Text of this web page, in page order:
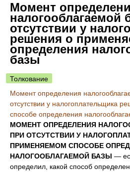
Момент
отсутствии у
решения о
определения
базы
Толкование
Момент определения
отсутствии у налогоплательщика
способе определения
МОМЕНТ ОПРЕДЕЛЕНИЯ
ПРИ ОТСУТСТВИИ У
ПРИМЕНЯЕМОМ СПОСОБЕ
НАЛОГООБЛАГАЕМОЙ БАЗЫ —
определил, какой способ